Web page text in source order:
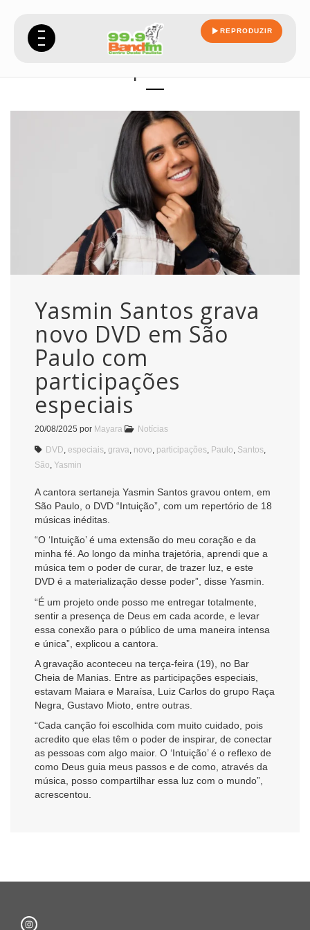
REPRODUZIR
Yasmin Santos grava
novo DVD em São
Paulo com
participações
especiais
20/08/2025 por Mayara Notícias
DVD especiais grava novo participações Paulo Santos
São Yasmin
A cantora sertaneja Yasmin Santos gravou ontem, em
São Paulo, o DVD “Intuição”, com um repertório de 18
músicas inéditas.
“O ‘Intuição’ é uma extensão do meu coração e da
minha fé. Ao longo da minha trajetória, aprendi que a
música tem o poder de curar, de trazer luz, e este
DVD é a materialização desse poder”, disse Yasmin.
“É um projeto onde posso me entregar totalmente,
sentir a presença de Deus em cada acorde, e levar
essa conexão para o público de uma maneira intensa
e única”, explicou a cantora.
A gravação aconteceu na terça-feira (19), no Bar
Cheia de Manias. Entre as participações especiais,
estavam Maiara e Maraísa, Luiz Carlos do grupo Raça
Negra, Gustavo Mioto, entre outras.
“Cada canção foi escolhida com muito cuidado, pois
acredito que elas têm o poder de inspirar, de conectar
as pessoas com algo maior. O ‘Intuição’ é o reflexo de
como Deus guia meus passos e de como, através da
música, posso compartilhar essa luz com o mundo”,
acrescentou.